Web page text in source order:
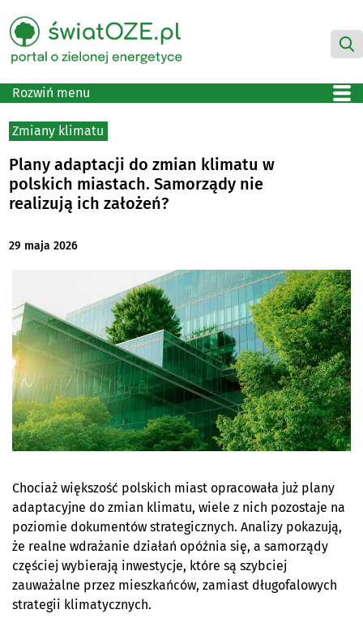
Rozwiń menu
Zmiany klimatu
Plany adaptacji do zmian klimatu w
polskich miastach. Samorządy nie
realizują ich założeń?
29 maja 2026
Chociaż większość polskich miast opracowała już plany
adaptacyjne do zmian klimatu, wiele z nich pozostaje na
poziomie dokumentów strategicznych. Analizy pokazują,
że realne wdrażanie działań opóźnia się, a samorządy
częściej wybierają inwestycje, które są szybciej
zauważalne przez mieszkańców, zamiast długofalowych
strategii klimatycznych.